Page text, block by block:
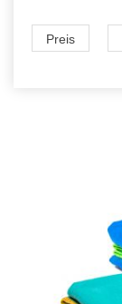
Preis